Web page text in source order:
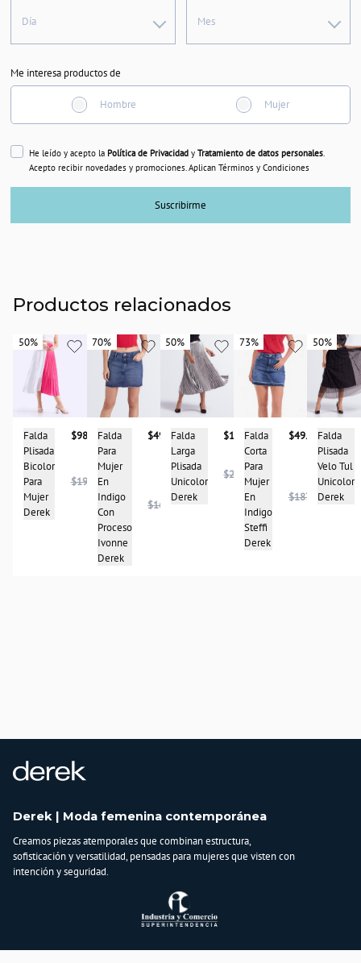
Día Mes
Me interesa productos de
Hombre Mujer
He leído y acepto la Política de Privacidady Tratamiento de datos personales.
Acepto recibir novedades y promociones. Aplican Términos y Condiciones
Suscribirme
Productos relacionados
50%
50%
Falda
Plisada
Bicolor
Para
Mujer
Derek
$98.475
$196.950
70%
70%
Falda
Para
Mujer
En
Indigo
Con
Proceso
Ivonne
Derek
$49.950
$167.950
50%
50%
Falda
Larga
Plisada
Unicolor
Derek
$118.950
$237.900
73%
73%
Falda
Corta
Para
Mujer
En
Indigo
Steffi
Derek
$49.950
$187.950
50%
50%
Falda
Plisada
Velo Tul
Unicolor
Derek
Derek | Moda femenina contemporánea
Creamos piezas atemporales que combinan estructura,
sofisticación y versatilidad, pensadas para mujeres que visten con
intención y seguridad.